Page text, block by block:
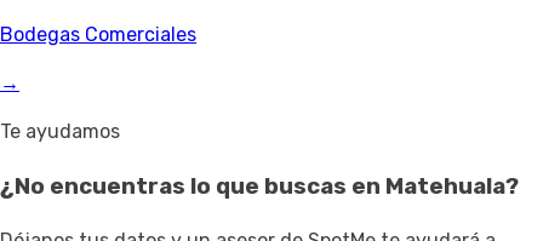
Bodegas Comerciales
→
Te ayudamos
¿No encuentras lo que buscas en Matehuala?